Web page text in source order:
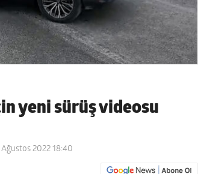
yeni sürüş videosu
2022 18:40